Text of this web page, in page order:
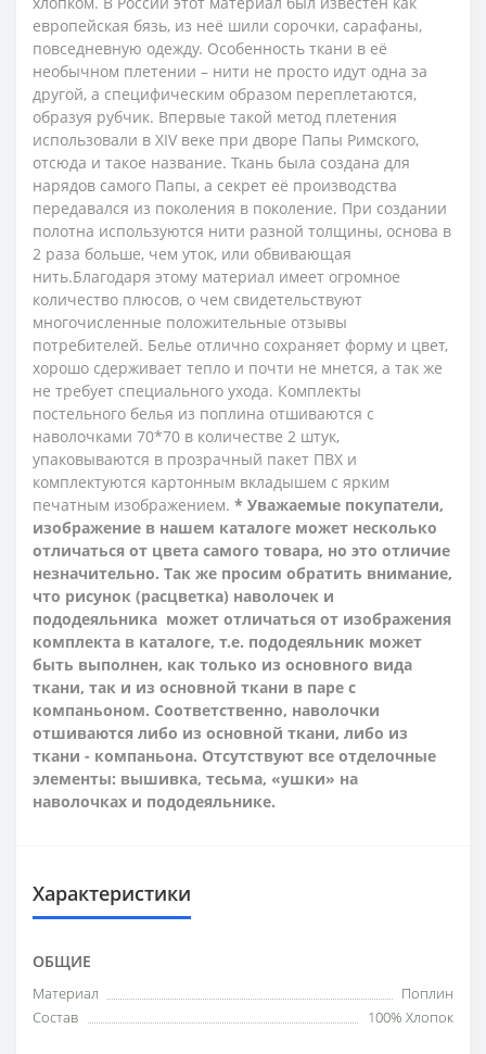
европейская бязь, из неё шили сорочки, сарафаны,
повседневную одежду. Особенность ткани в её
необычном плетении – нити не просто идут одна за
другой, а специфическим образом переплетаются,
образуя рубчик. Впервые такой метод плетения
использовали в XIV веке при дворе Папы Римского,
отсюда и такое название. Ткань была создана для
нарядов самого Папы, а секрет её производства
передавался из поколения в поколение. При создании
полотна используются нити разной толщины, основа в
2 раза больше, чем уток, или обвивающая
нить.Благодаря этому материал имеет огромное
количество плюсов, о чем свидетельствуют
многочисленные положительные отзывы
потребителей. Белье отлично сохраняет форму и цвет,
хорошо сдерживает тепло и почти не мнется, а так же
не требует специального ухода. Комплекты
постельного белья из поплина отшиваются с
наволочками 70*70 в количестве 2 штук,
упаковываются в прозрачный пакет ПВХ и
комплектуются картонным вкладышем с ярким
печатным изображением. * Уважаемые покупатели,
изображение в нашем каталоге может несколько
отличаться от цвета самого товара, но это отличие
незначительно. Так же просим обратить внимание,
что рисунок (расцветка) наволочек и
пододеяльника может отличаться от изображения
комплекта в каталоге, т.е. пододеяльник может
быть выполнен, как только из основного вида
ткани, так и из основной ткани в паре с
компаньоном. Соответственно, наволочки
отшиваются либо из основной ткани, либо из
ткани - компаньона. Отсутствуют все отделочные
элементы: вышивка, тесьма, «ушки» на
наволочках и пододеяльнике.
Характеристики
ОБЩИЕ
Материал
Поплин
Состав
100% Хлопок